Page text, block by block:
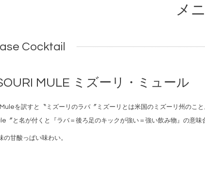
メ
Cocktail
MULE ミズーリ・ミュール
を訳すと〝ミズーリのラバ〞ミズーリとは米国のミズーリ州のこと
〞と名が付くと『ラバ＝後ろ足のキックが強い＝強い飲み物』の意味
の甘酸っぱい味わい。